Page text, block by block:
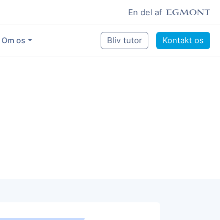
En del af
Om os Bliv tutor Kontakt os